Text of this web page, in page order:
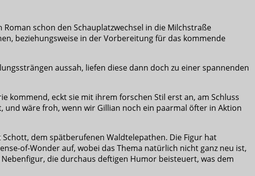
schon den Schauplatzwechsel in die Milchstraße
beziehungsweise in der Vorbereitung für das kommende
aussah, liefen diese dann doch zu einer spannenden
kommend, eckt sie mit ihrem forschen Stil erst an, am Schluss
und wäre froh, wenn wir Gillian noch ein paarmal öfter in Aktion
dem spätberufenen Waldtelepathen. Die Figur hat
of-Wonder auf, wobei das Thema natürlich nicht ganz neu ist,
die durchaus deftigen Humor beisteuert, was dem